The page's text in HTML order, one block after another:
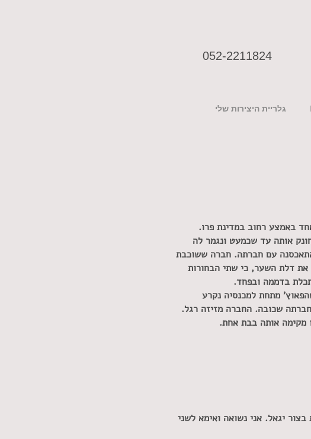
052-2211824
גלריית היצירות שלי
אותה עד שכמעט ונגמר לה
עם חברתה. חברה ששוכבת
דלת השער, כי שתי הבחורות
בדממה ובפחד.
מתחת למכנסיה נקרע
שכובה. החברה מזיזה רגל.
אותה בבת אחת.
יגאל. אני נשואה ואימא לשני